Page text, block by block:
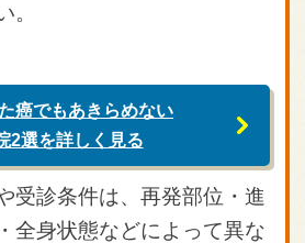
。
癌でもあきらめない
2選を詳しく見る
受診条件は、再発部位・進
全身状態などによって異な